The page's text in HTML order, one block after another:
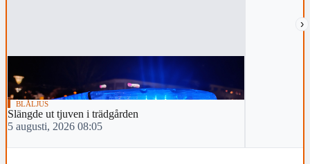
›
BLÅLJUS
Slängde ut tjuven i trädgården
5 augusti, 2026 08:05